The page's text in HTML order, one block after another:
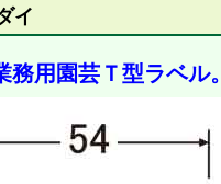
イ
用園芸Ｔ型ラベル。